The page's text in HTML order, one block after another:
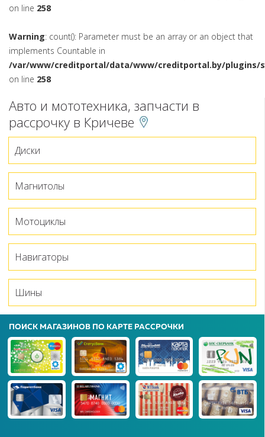
on line 258
Warning: count(): Parameter must be an array or an object that
implements Countable in
/var/www/creditportal/data/www/creditportal.by/plugins/
on line 258
Авто и мототехника, запчасти в
рассрочку в Кричеве
Диски
Магнитолы
Мотоциклы
Навигаторы
Шины
ПОИСК МАГАЗИНОВ ПО КАРТЕ РАССРОЧКИ